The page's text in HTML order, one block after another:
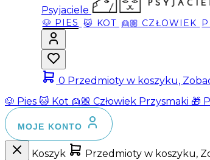
Psyjaciele
🐶 PIES 🐱 KOT 👱🏼 CZŁOWIEK
0 Przedmioty w koszyku,
🐶 Pies 🐱 Kot 👱🏼 Człowiek Przysmaki 🎁
MOJE KONTO
Koszyk
Przedmioty w koszyku,